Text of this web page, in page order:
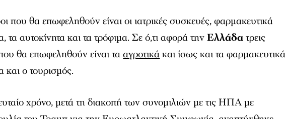
που θα επωφεληθούν είναι οι ιατρικές συσκευές, φαρμακευτικά
τα αυτοκίνητα και τα τρόφιμα. Σε ό,τι αφορά τηνΕλλάδατρεις
θα επωφεληθούν είναι τααγροτικάκαι ίσως και τα φαρμακευτικά
και ο τουρισμός.
χρόνο, μετά τη διακοπή των συνομιλιών με τις ΗΠΑ με